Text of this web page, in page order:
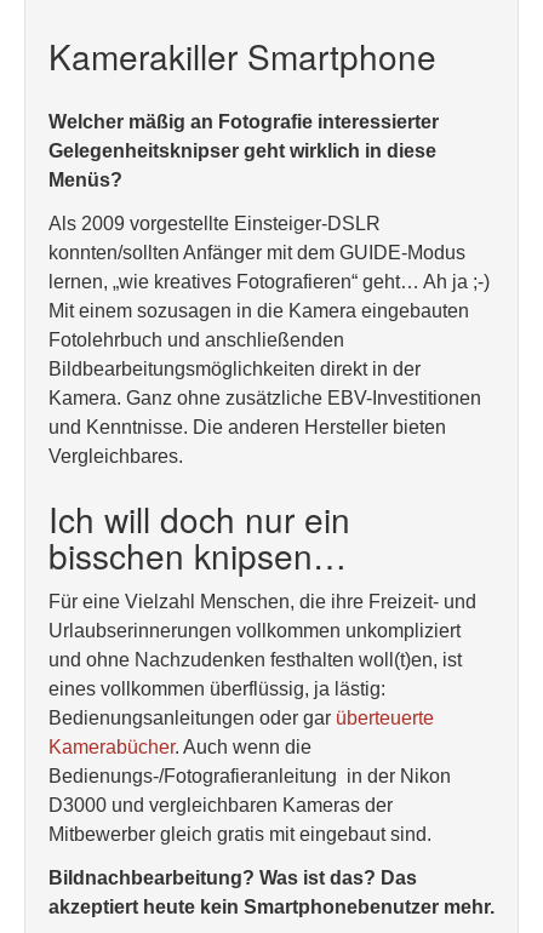
Kamerakiller Smartphone
Welcher mäßig an Fotografie interessierter
Gelegenheitsknipser geht wirklich in diese
Menüs?
Als 2009 vorgestellte Einsteiger-DSLR
konnten/sollten Anfänger mit dem GUIDE-Modus
lernen, „wie kreatives Fotografieren“ geht… Ah ja ;-)
Mit einem sozusagen in die Kamera eingebauten
Fotolehrbuch und anschließenden
Bildbearbeitungsmöglichkeiten direkt in der
Kamera. Ganz ohne zusätzliche EBV-Investitionen
und Kenntnisse. Die anderen Hersteller bieten
Vergleichbares.
Ich will doch nur ein
bisschen knipsen…
Für eine Vielzahl Menschen, die ihre Freizeit- und
Urlaubserinnerungen vollkommen unkompliziert
und ohne Nachzudenken festhalten woll(t)en, ist
eines vollkommen überflüssig, ja lästig:
Bedienungsanleitungen oder gar überteuerte
Kamerabücher. Auch wenn die
Bedienungs-/Fotografieranleitung in der Nikon
D3000 und vergleichbaren Kameras der
Mitbewerber gleich gratis mit eingebaut sind.
Bildnachbearbeitung? Was ist das? Das
akzeptiert heute kein Smartphonebenutzer mehr.